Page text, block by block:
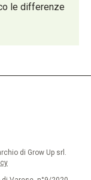
le differenze
di Grow Up srl.